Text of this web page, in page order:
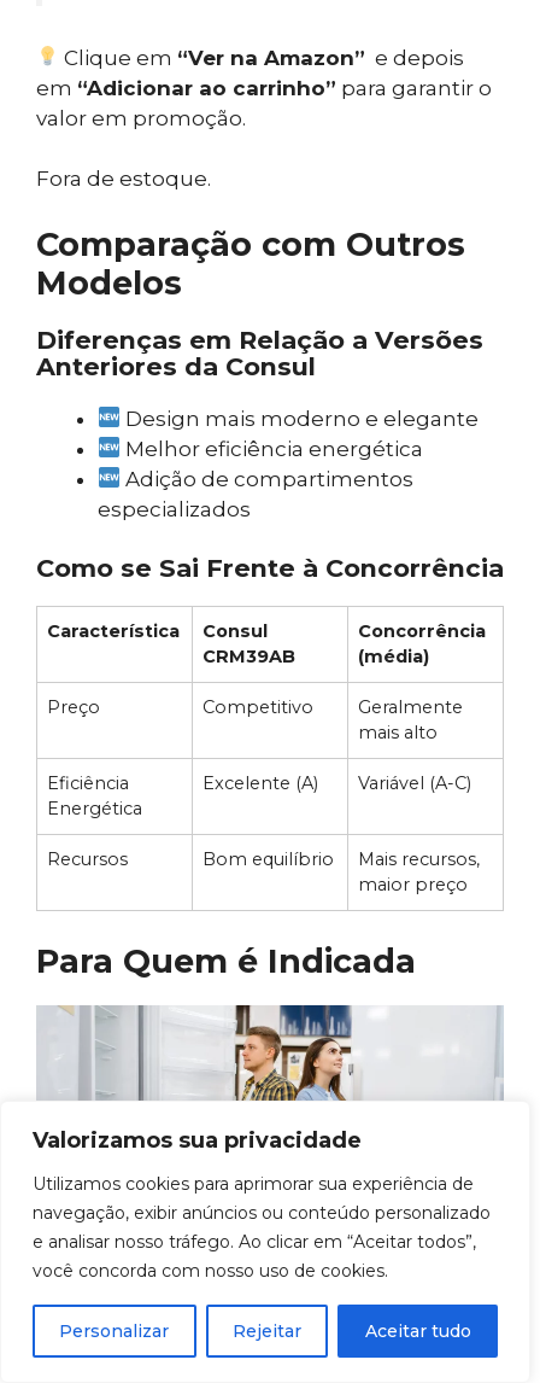
Valorizamos sua privacidade
Utilizamos cookies para aprimorar sua experiência de
navegação, exibir anúncios ou conteúdo personalizado
e analisar nosso tráfego. Ao clicar em “Aceitar todos”,
você concorda com nosso uso de cookies.
Personalizar Rejeitar Aceitar tudo
Clique em “Ver na Amazon” e depois
em “Adicionar ao carrinho” para garantir o
valor em promoção.
Fora de estoque.
Comparação com Outros
Modelos
Diferenças em Relação a Versões
Anteriores da Consul
Design mais moderno e elegante
Melhor eficiência energética
Adição de compartimentos
especializados
Como se Sai Frente à Concorrência
Característica
Consul
CRM39AB
Concorrência
(média)
Preço Competitivo
Geralmente
mais alto
Eficiência
Energética
Excelente (A) Variável (A-C)
Recursos Bom equilíbrio
Mais recursos,
maior preço
Para Quem é Indicada
Perfil de Consumidor Ideal